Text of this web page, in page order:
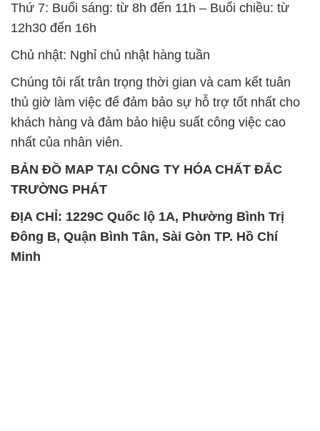
Thứ 7: Buổi sáng: từ 8h đến 11h – Buổi chiều: từ
12h30 đến 16h
Chủ nhật: Nghỉ chủ nhật hàng tuần
Chúng tôi rất trân trọng thời gian và cam kết tuân
thủ giờ làm việc để đảm bảo sự hỗ trợ tốt nhất cho
khách hàng và đảm bảo hiệu suất công việc cao
nhất của nhân viên.
BẢN ĐỒ MAP TẠI CÔNG TY HÓA CHẤT ĐẮC
TRƯỜNG PHÁT
ĐỊA CHỈ: 1229C Quốc lộ 1A, Phường Bình Trị
Đông B, Quận Bình Tân, Sài Gòn TP. Hồ Chí
Minh